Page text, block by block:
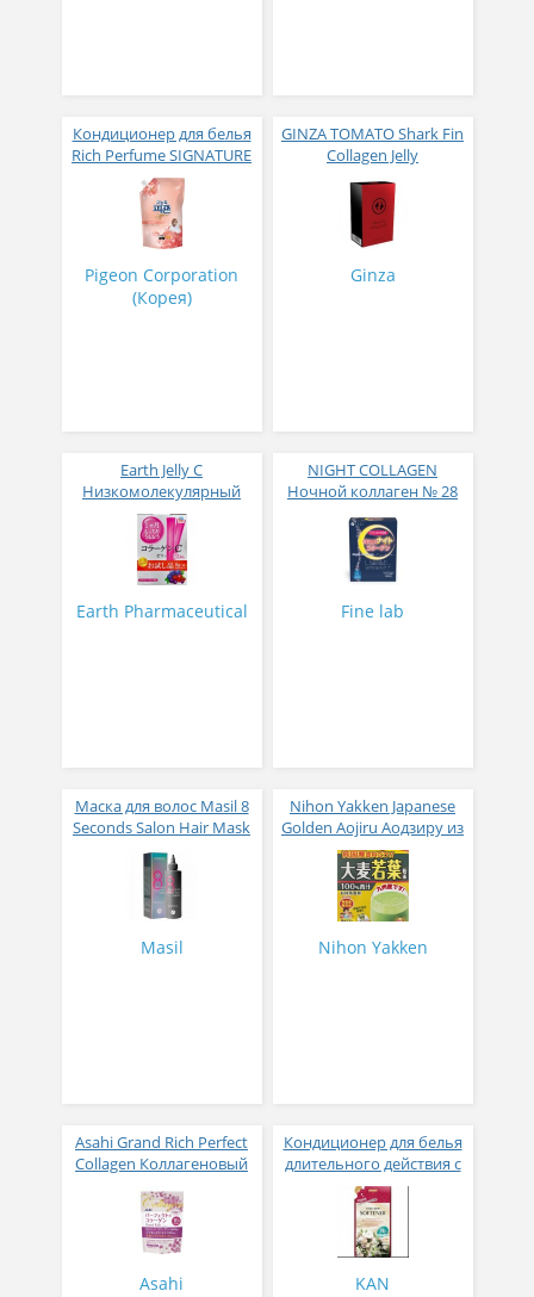
Кондиционер для белья
Rich Perfume SIGNATURE
парфюмированный
супер-концентрат с
ароматом Фиеста 1,6 л
Pigeon Corporation
(Корея)
GINZA TOMATO Shark Fin
Collagen Jelly
Коллагеновое желе из
плавников голубой
акулы со вкусом манго
№ 14
Ginza
Earth Jelly C
Низкомолекулярный
рыбный коллаген с
витамином С и 5
активных компонентов
с ягодным вкусом 8 гр
Earth Pharmaceutical
NIGHT COLLAGEN
Ночной коллаген № 28
Fine lab
Маска для волос Masil 8
Seconds Salon Hair Mask
200 мл
Masil
Nihon Yakken Japanese
Golden Aojiru Аодзиру из
листьев молодого
ячменя
Nihon Yakken
Asahi Grand Rich Perfect
Collagen Коллагеновый
плацентой и
изофлавонами сои 228
гр
Asahi
Кондиционер для белья
длительного действия с
аромакапсулами с
экзотическим ароматом
500 мл
KAN